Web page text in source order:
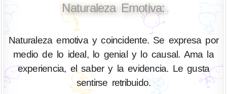
Naturaleza Emotiva:
Naturaleza emotiva y coincidente. Se expresa por
medio de lo ideal, lo genial y lo causal. Ama la
experiencia, el saber y la evidencia. Le gusta
sentirse retribuido.